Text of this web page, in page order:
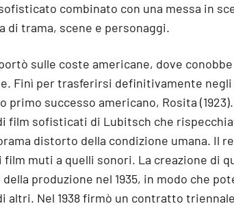
combinato con una messa in
di trama, scene e personaggi.
sulle coste americane, dove
Finì per trasferirsi definitivamente
primo successo americano, Rosita
film sofisticati di Lubitsch che
distorto della condizione umana. Il
muti a quelli sonori. La creazione di
produzione nel 1935, in modo che
altri. Nel 1938 firmò un contratto